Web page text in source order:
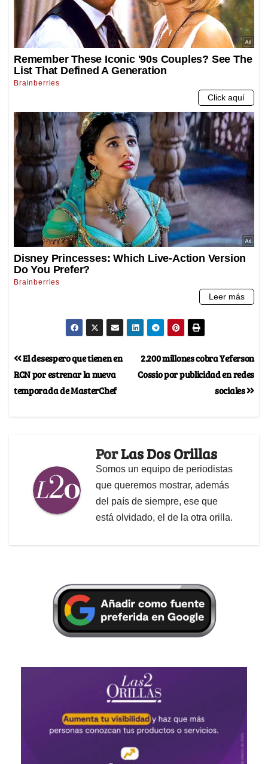
2.200 millones cobra Yeferson
Cossio por publicidad en redes
sociales
El desespero que tienen en
RCN por estrenar la nueva
temporada de MasterChef
PorLas Dos Orillas
Somos un equipo de periodistas
que queremos mostrar, además
del país de siempre, ese que
está olvidado, el de la otra orilla.